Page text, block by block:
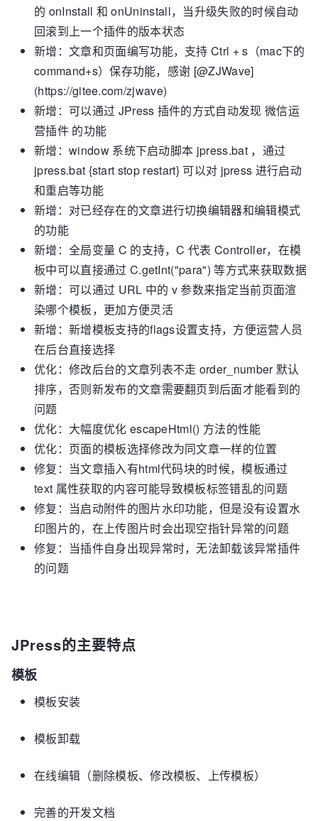
的 onInstall 和 onUninstall，当升级失败的时候自动
回滚到上一个插件的版本状态
新增：文章和页面编写功能，支持 Ctrl + s（mac下的
command+s）保存功能，感谢 [@ZJWave]
(https://gitee.com/zjwave)
新增：可以通过 JPress 插件的方式自动发现 微信运
营插件 的功能
新增：window 系统下启动脚本 jpress.bat ，通过
jpress.bat {start stop restart} 可以对 jpress 进行启动
和重启等功能
新增：对已经存在的文章进行切换编辑器和编辑模式
的功能
新增：全局变量 C 的支持，C 代表 Controller，在模
板中可以直接通过 C.getInt("para") 等方式来获取数据
新增：可以通过 URL 中的 v 参数来指定当前页面渲
染哪个模板，更加方便灵活
新增：新增模板支持的flags设置支持，方便运营人员
在后台直接选择
优化：修改后台的文章列表不走 order_number 默认
排序，否则新发布的文章需要翻页到后面才能看到的
问题
优化：大幅度优化 escapeHtml() 方法的性能
优化：页面的模板选择修改为同文章一样的位置
修复：当文章插入有html代码块的时候，模板通过
text 属性获取的内容可能导致模板标签错乱的问题
修复：当启动附件的图片水印功能，但是没有设置水
印图片的，在上传图片时会出现空指针异常的问题
修复：当插件自身出现异常时，无法卸载该异常插件
的问题
JPress的主要特点
模板
模板安装
模板卸载
在线编辑（删除模板、修改模板、上传模板）
完善的开发文档